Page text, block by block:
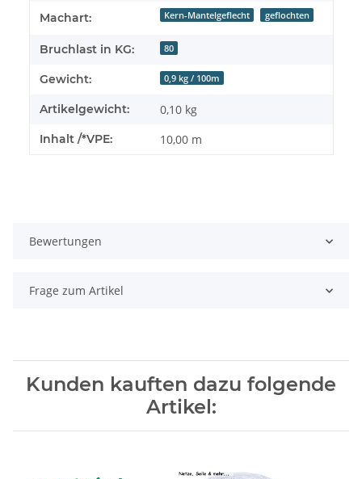
Machart: Kern-Mantelgeflecht geflochten
Bruchlast in KG: 80
Gewicht: 0,9 kg / 100m
Artikelgewicht: 0,10 kg
Inhalt /*VPE: 10,00 m
Bewertungen
Frage zum Artikel
Kunden kauften dazu folgende
Artikel: